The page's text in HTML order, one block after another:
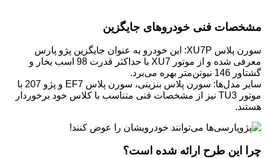
مشخصات فنی خودروهای جایگزین
سورن پلاس XU7P: این خودرو به عنوان جایگزین پژو پارس
معرفی شده و از موتور XU7 با حداکثر قدرت 98 اسب بخار و
گشتاور 146 نیوتن‌متر بهره می‌برد.
سایر مدل‌ها: سورن پلاس بنزینی، سورن پلاس EF7 و پژو 207 با
موتور TU3 نیز از مشخصات فنی متناسب با کلاس خود برخوردار
هستند.
چرا این طرح ارائه شده است؟